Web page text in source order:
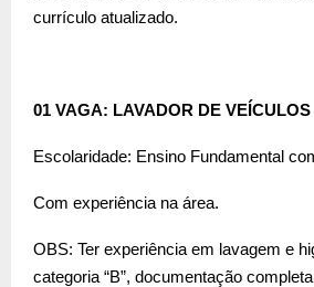
currículo atualizado.
01 VAGA: LAVADOR DE VEÍCULOS
Escolaridade: Ensino Fundamental
Com experiência na área.
OBS: Ter experiência em lavagem e
categoria “B”, documentação